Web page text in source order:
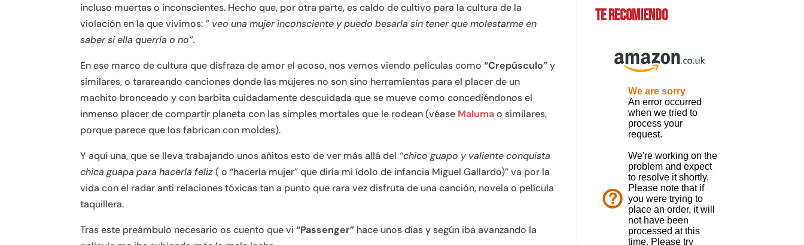
incluso muertas o inconscientes. Hecho que, por otra parte, es caldo de cultivo para la cultura de la
violación en la que vivimos: ” veo una mujer inconsciente y puedo besarla sin tener que molestarme en
saber si ella querría o no”.
En ese marco de cultura que disfraza de amor el acoso, nos vemos viendo películas como“Crepúsculo”y
similares, o tarareando canciones donde las mujeres no son sino herramientas para el placer de un
machito bronceado y con barbita cuidadamente descuidada que se mueve como concediéndonos el
inmenso placer de compartir planeta con las simples mortales que le rodean (véase Malumao similares,
porque parece que los fabrican con moldes).
Y aquí una, que se lleva trabajando unos añitos esto de ver más allá del “chico guapo y valiente conquista
chica guapa para hacerla feliz( o “hacerla mujer” que diría mi ídolo de infancia Miguel Gallardo)” va por la
vida con el radar anti relaciones tóxicas tan a punto que rara vez disfruta de una canción, novela o película
taquillera.
Tras este preámbulo necesario os cuento que vi“Passenger” hace unos días y según iba avanzando la
TE RECOMIENDO